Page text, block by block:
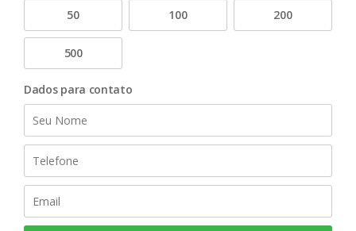
50
100 200
500
Dados para contato